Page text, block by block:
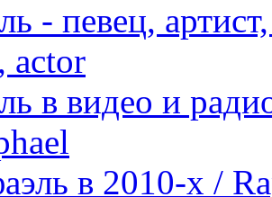
- певец,
actor
в видео и
в 2010-х /